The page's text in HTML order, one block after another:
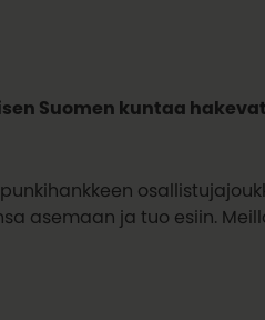
Suomen kuntaa
asemaan ja tuo esiin.